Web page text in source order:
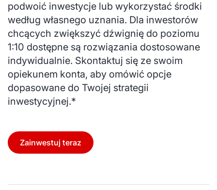
podwoić inwestycje lub wykorzystać środki
według własnego uznania. Dla inwestorów
chcących zwiększyć dźwignię do poziomu
1:10 dostępne są rozwiązania dostosowane
indywidualnie. Skontaktuj się ze swoim
opiekunem konta, aby omówić opcje
dopasowane do Twojej strategii
inwestycyjnej.*
Zainwestuj teraz